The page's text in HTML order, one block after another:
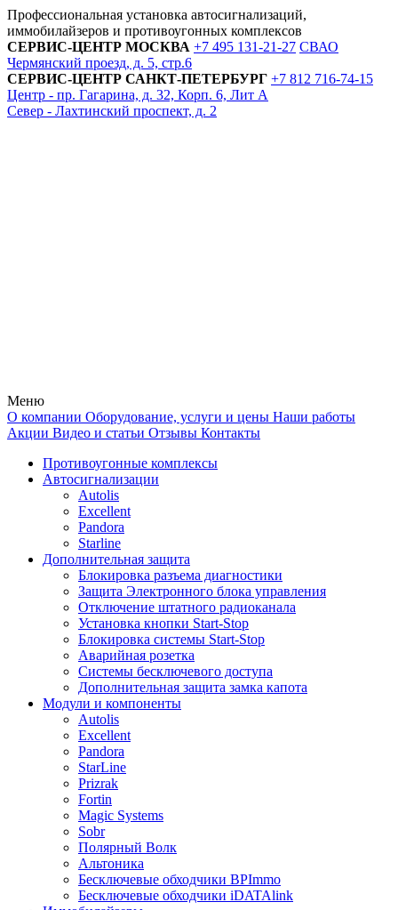
Профессиональная установка автосигнализаций,
иммобилайзеров и противоугонных комплексов
СЕРВИС-ЦЕНТР МОСКВА +7 495 131-21-27 СВАО
Чермянский проезд, д. 5, стр.6
СЕРВИС-ЦЕНТР САНКТ-ПЕТЕРБУРГ +7 812 716-74-15
Центр - пр. Гагарина, д. 32, Корп. 6, Лит А
Север - Лахтинский проспект, д. 2
Меню
О компании Оборудование, услуги и цены Наши работы
Акции Видео и статьи Отзывы Контакты
Противоугонные комплексы
Автосигнализации
Autolis
Excellent
Pandora
Starline
Дополнительная защита
Блокировка разъема диагностики
Защита Электронного блока управления
Отключение штатного радиоканала
Установка кнопки Start-Stop
Блокировка системы Start-Stop
Аварийная розетка
Системы бесключевого доступа
Дополнительная защита замка капота
Модули и компоненты
Autolis
Excellent
Pandora
StarLine
Prizrak
Fortin
Magic Systems
Sobr
Полярный Волк
Альтоника
Бесключевые обходчики BPImmo
Бесключевые обходчики iDATAlink